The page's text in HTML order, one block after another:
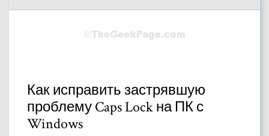
Как исправить застрявшую
проблему Caps Lock на ПК с
Windows